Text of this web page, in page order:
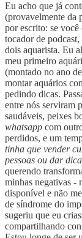
Eu acho que já
(provavelmente da
por escrito: se
tocador de
dois aquarista. Eu
meu primeiro
(montado no ano
montar aquários
pedindo dicas.
entre nós serviram
saudáveis, peixes
whatsapp com
perdidos, e um
tinha que vender
pessoas ou dar
querendo
minhas negativas -
disponível e não
de síndrome do
sugeriu que eu
compartilhando